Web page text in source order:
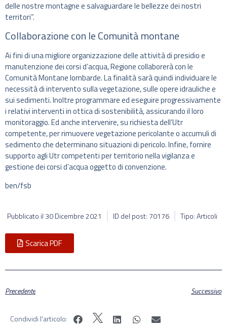
delle nostre montagne e salvaguardare le bellezze dei nostri
territori”.
Collaborazione con le Comunità montane
Ai fini di una migliore organizzazione delle attività di presidio e
manutenzione dei corsi d’acqua, Regione collaborerà con le
Comunità Montane lombarde. La finalità sarà quindi individuare le
necessità di intervento sulla vegetazione, sulle opere idrauliche e
sui sedimenti. Inoltre programmare ed eseguire progressivamente
i relativi interventi in ottica di sostenibilità, assicurando il loro
monitoraggio. Ed anche intervenire, su richiesta dell’Utr
competente, per rimuovere vegetazione pericolante o accumuli di
sedimento che determinano situazioni di pericolo. Infine, fornire
supporto agli Utr competenti per territorio nella vigilanza e
gestione dei corsi d’acqua oggetto di convenzione.
ben/fsb
Pubblicato il 30 Dicembre 2021 ID del post: 70176 Tipo: Articoli
Scarica PDF
Precedente Successivo
Condividi l'articolo: